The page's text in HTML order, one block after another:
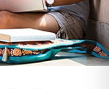
చెల్లించండి